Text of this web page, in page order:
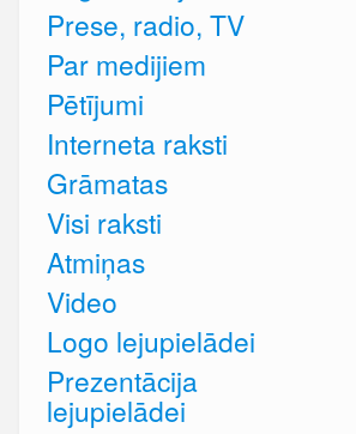
Prese, radio, TV
Par medijiem
Pētījumi
Interneta raksti
Grāmatas
Visi raksti
Atmiņas
Video
Logo lejupielādei
Prezentācija
lejupielādei